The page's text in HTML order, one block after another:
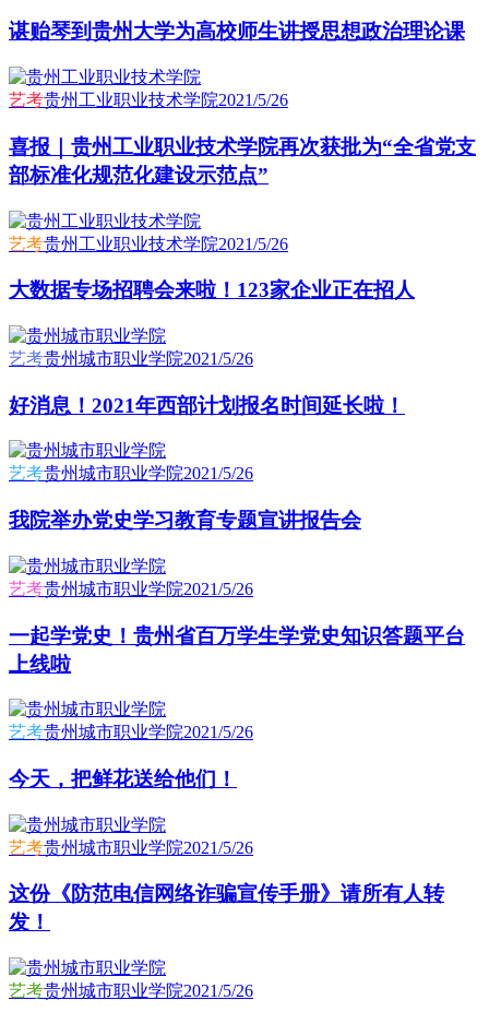
谌贻琴到贵州大学为高校师生讲授思想政治理论课
艺考贵州工业职业技术学院2021/5/26
喜报｜贵州工业职业技术学院再次获批为“全省党支
部标准化规范化建设示范点”
艺考贵州工业职业技术学院2021/5/26
大数据专场招聘会来啦！123家企业正在招人
艺考贵州城市职业学院2021/5/26
好消息！2021年西部计划报名时间延长啦！
艺考贵州城市职业学院2021/5/26
我院举办党史学习教育专题宣讲报告会
艺考贵州城市职业学院2021/5/26
一起学党史！贵州省百万学生学党史知识答题平台
上线啦
艺考贵州城市职业学院2021/5/26
今天，把鲜花送给他们！
艺考贵州城市职业学院2021/5/26
这份《防范电信网络诈骗宣传手册》请所有人转
发！
艺考贵州城市职业学院2021/5/26